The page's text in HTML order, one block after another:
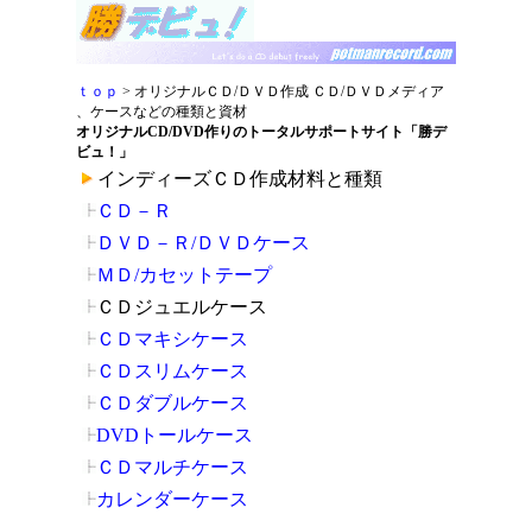
ｔｏｐ > オリジナルＣＤ/ＤＶＤ作成 ＣＤ/ＤＶＤメディア
、ケースなどの種類と資材
オリジナルCD/DVD作りのトータルサポートサイト「勝デ
ビュ！」
インディーズＣＤ作成材料と種類
ＣＤ－Ｒ
ＤＶＤ－Ｒ/ＤＶＤケース
ＭＤ/カセットテープ
ＣＤジュエルケース
ＣＤマキシケース
ＣＤスリムケース
ＣＤダブルケース
DVDトールケース
ＣＤマルチケース
カレンダーケース